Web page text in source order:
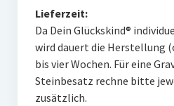
Lieferzeit:
Da Dein Glückskind®
wird dauert die Herstellung
bis vier Wochen. Für eine
Steinbesatz rechne bitte
zusätzlich.